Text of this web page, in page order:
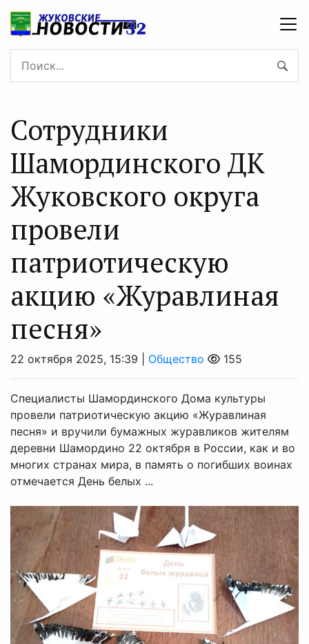
Сотрудники
Шамординского ДК
Жуковского округа
провели
патриотическую
акцию «Журавлиная
песня»
22 октября 2025, 15:39 | Общество 155
Специалисты Шамординского Дома культуры
провели патриотическую акцию «Журавлиная
песня» и вручили бумажных журавликов жителям
деревни Шамордино 22 октября в России, как и во
многих странах мира, в память о погибших воинах
отмечается День белых ...